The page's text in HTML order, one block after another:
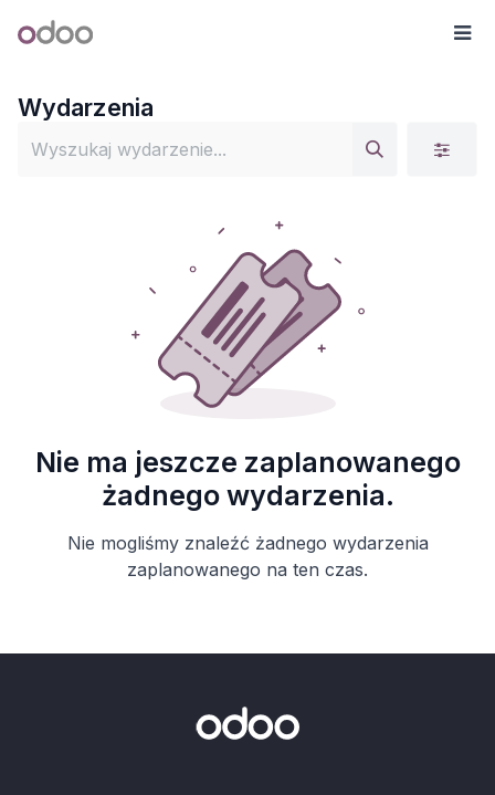
Odoo
Wydarzenia
Nie ma jeszcze zaplanowanego
żadnego wydarzenia.
Nie mogliśmy znaleźć żadnego wydarzenia
zaplanowanego na ten czas.